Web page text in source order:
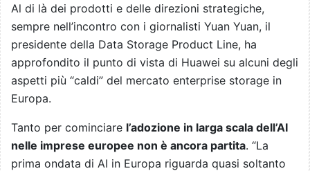
Al di là dei prodotti e delle direzioni strategiche,
sempre nell’incontro con i giornalisti Yuan Yuan, il
presidente della Data Storage Product Line, ha
approfondito il punto di vista di Huawei su alcuni degli
aspetti più “caldi” del mercato enterprise storage in
Europa.
Tanto per cominciare l’adozione in larga scala dell’AI
nelle imprese europee non è ancora partita. “La
prima ondata di AI in Europa riguarda quasi soltanto